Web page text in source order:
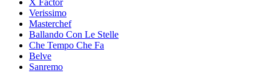
X Factor
Verissimo
Masterchef
Ballando Con Le Stelle
Che Tempo Che Fa
Belve
Sanremo